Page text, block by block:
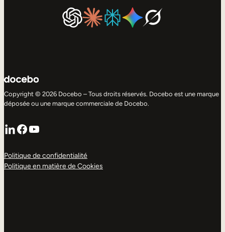
Copyright © 2026 Docebo – Tous droits réservés. Docebo est une marque
déposée ou une marque commerciale de Docebo.
LinkedIn
Facebook
YouTube
Politique de confidentialité
Politique en matière de Cookies